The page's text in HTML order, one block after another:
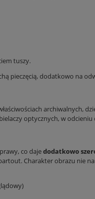
tuszy.
pieczęcią, dodatkowo na
archiwalnych,
optycznych, w odcieniu
co dajedodatkowo
Charakter obrazu nie